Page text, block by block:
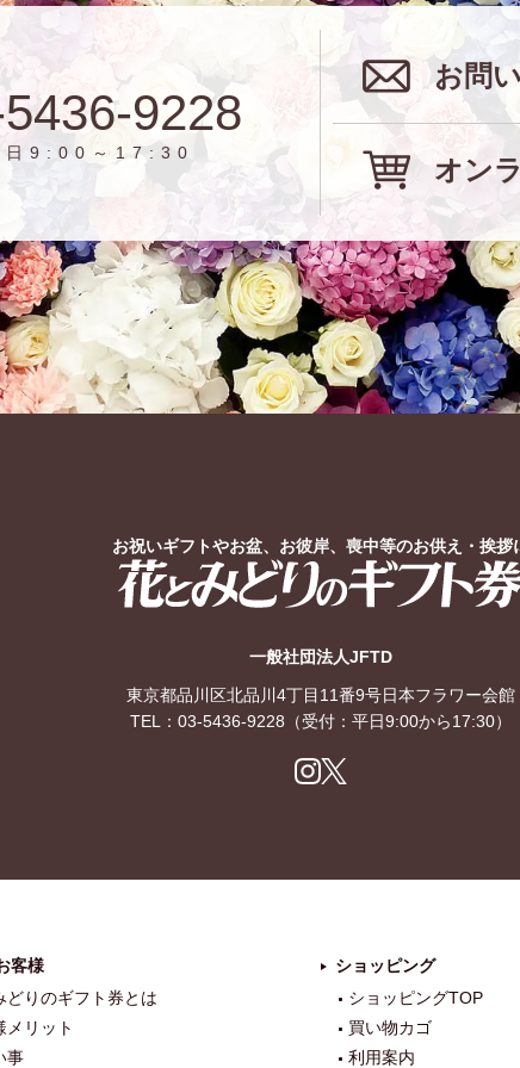
9228
日9:00～17:30
お問
オン
お祝いギフトやお盆、お彼岸、喪中等のお供え・挨拶
一般社団法人JFTD
東京都品川区北品川4丁目11番9号日本フラワー会館
TEL： 03-5436-9228 （受付：平日9:00から17:30）
客様
どりのギフト券とは
メリット
事
ショッピング
ショッピングTOP
買い物カゴ
利用案内